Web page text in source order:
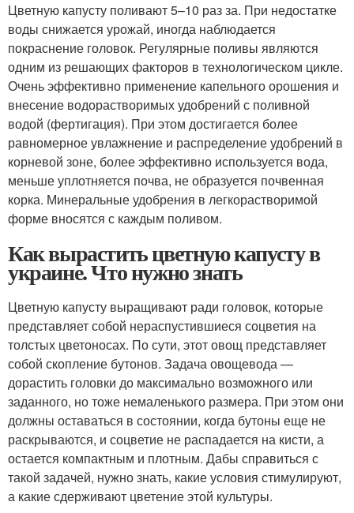
Цветную капусту поливают 5–10 раз за. При недостатке
воды снижается урожай, иногда наблюдается
покраснение головок. Регулярные поливы являются
одним из решающих факторов в технологическом цикле.
Очень эффективно применение капельного орошения и
внесение водорастворимых удобрений с поливной
водой (фертигация). При этом достигается более
равномерное увлажнение и распределение удобрений в
корневой зоне, более эффективно используется вода,
меньше уплотняется почва, не образуется почвенная
корка. Минеральные удобрения в легкорастворимой
форме вносятся с каждым поливом.
Как вырастить цветную капусту в
украине. Что нужно знать
Цветную капусту выращивают ради головок, которые
представляет собой нераспустившиеся соцветия на
толстых цветоносах. По сути, этот овощ представляет
собой скопление бутонов. Задача овощевода —
дорастить головки до максимально возможного или
заданного, но тоже немаленького размера. При этом они
должны оставаться в состоянии, когда бутоны еще не
раскрываются, и соцветие не распадается на кисти, а
остается компактным и плотным. Дабы справиться с
такой задачей, нужно знать, какие условия стимулируют,
а какие сдерживают цветение этой культуры.